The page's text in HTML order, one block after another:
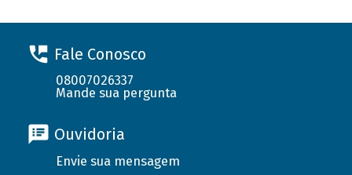
Fale Conosco
08007026337
Mande sua pergunta
Ouvidoria
Envie sua mensagem